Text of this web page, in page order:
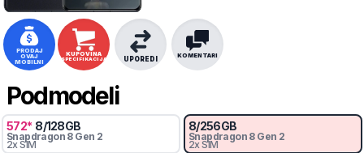
PRODAJ
OVAJ
MOBILNI
KUPOVINA
SPECIFIKACIJA KOMENTARI
UPOREDI
Podmodeli
572* 8/128GB
Snapdragon 8 Gen 2
2x SIM
8/256GB
Snapdragon 8 Gen 2
2x SIM